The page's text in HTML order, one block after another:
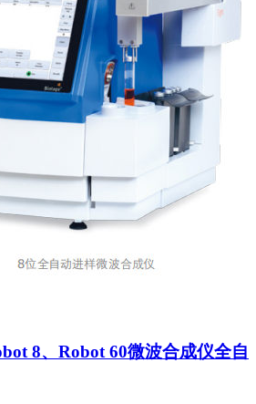
8、Robot 60微波合成仪全自